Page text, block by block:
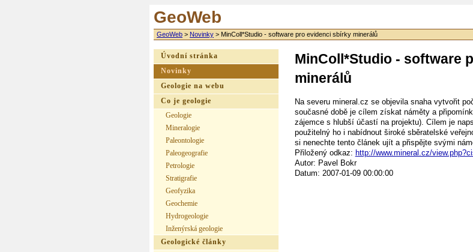
GeoWeb
GeoWeb > Novinky > MinColl*Studio - software pro evidenci sbírky minerálů
MinColl*Studio - software
minerálů
Na severu mineral.cz se objevila snaha vytvořit
současné době je cílem získat náměty a
zájemce s hlubší účastí na projektu). Cílem je
použitelný ho i nabídnout široké sběratelské
si nenechte tento článek ujít a přispějte svými
Přiložený odkaz: http://www.mineral.cz/
Autor: Pavel Bokr
Datum: 2007-01-09 00:00:00
Úvodní stránka
Novinky
Geologie na webu
Co je geologie
Geologie
Mineralogie
Paleontologie
Paleogeografie
Petrologie
Stratigrafie
Geofyzika
Geochemie
Hydrogeologie
Inženýrská geologie
Geologické články